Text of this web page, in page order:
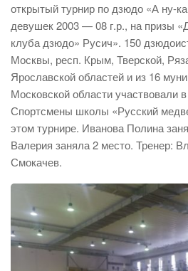
открытый турнир по дзюдо «А ну-
девушек 2003 — 08 г.р., на призы
клуба дзюдо» Русич». 150
Москвы, респ. Крым, Тверской,
Ярославской областей и из 16
Московской области участвовали
Спортсмены школы «Русский
этом турнире. Иванова Полина
Валерия заняла 2 место. Тренер:
Смокачев.